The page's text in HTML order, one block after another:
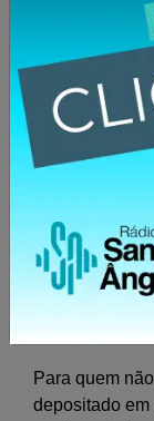
12
Como o
O depósito
ao Programa
Econômica
Para quem já
realizados
ser
Para quem
depositado